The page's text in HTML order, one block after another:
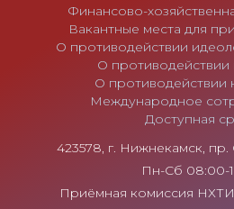
Финансово-
Вакантные места для
О противодействии
О
О противодействии
Международное
Доступная
423578, г. Нижнекамск, пр.
Пн-Сб 08:00-
Приёмная комиссия